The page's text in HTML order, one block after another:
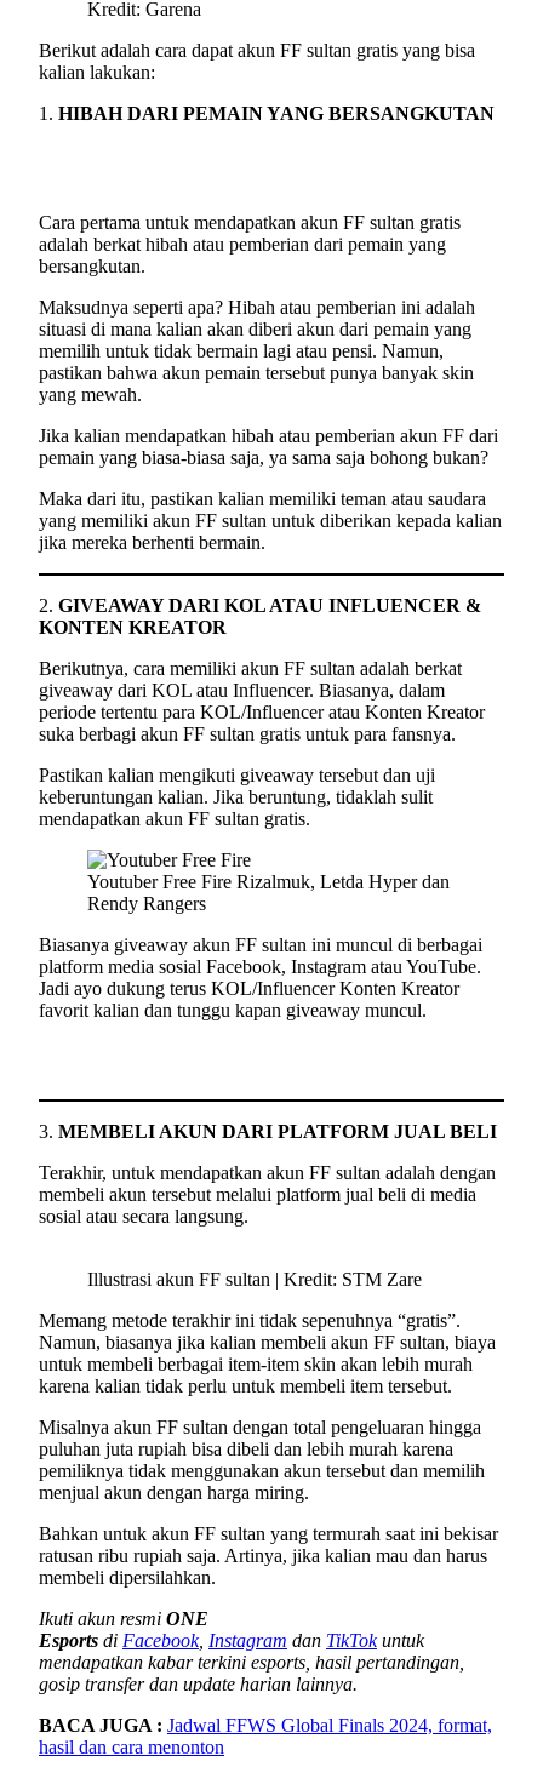
Kredit: Garena
Berikut adalah cara dapat akun FF sultan gratis yang bisa
kalian lakukan:
1. HIBAH DARI PEMAIN YANG BERSANGKUTAN
Cara pertama untuk mendapatkan akun FF sultan gratis
adalah berkat hibah atau pemberian dari pemain yang
bersangkutan.
Maksudnya seperti apa? Hibah atau pemberian ini adalah
situasi di mana kalian akan diberi akun dari pemain yang
memilih untuk tidak bermain lagi atau pensi. Namun,
pastikan bahwa akun pemain tersebut punya banyak skin
yang mewah.
Jika kalian mendapatkan hibah atau pemberian akun FF dari
pemain yang biasa-biasa saja, ya sama saja bohong bukan?
Maka dari itu, pastikan kalian memiliki teman atau saudara
yang memiliki akun FF sultan untuk diberikan kepada kalian
jika mereka berhenti bermain.
2. GIVEAWAY DARI KOL ATAU INFLUENCER &
KONTEN KREATOR
Berikutnya, cara memiliki akun FF sultan adalah berkat
giveaway dari KOL atau Influencer. Biasanya, dalam
periode tertentu para KOL/Influencer atau Konten Kreator
suka berbagi akun FF sultan gratis untuk para fansnya.
Pastikan kalian mengikuti giveaway tersebut dan uji
keberuntungan kalian. Jika beruntung, tidaklah sulit
mendapatkan akun FF sultan gratis.
Youtuber Free Fire Rizalmuk, Letda Hyper dan
Rendy Rangers
Biasanya giveaway akun FF sultan ini muncul di berbagai
platform media sosial Facebook, Instagram atau YouTube.
Jadi ayo dukung terus KOL/Influencer Konten Kreator
favorit kalian dan tunggu kapan giveaway muncul.
3. MEMBELI AKUN DARI PLATFORM JUAL BELI
Terakhir, untuk mendapatkan akun FF sultan adalah dengan
membeli akun tersebut melalui platform jual beli di media
sosial atau secara langsung.
Illustrasi akun FF sultan | Kredit: STM Zare
Memang metode terakhir ini tidak sepenuhnya “gratis”.
Namun, biasanya jika kalian membeli akun FF sultan, biaya
untuk membeli berbagai item-item skin akan lebih murah
karena kalian tidak perlu untuk membeli item tersebut.
Misalnya akun FF sultan dengan total pengeluaran hingga
puluhan juta rupiah bisa dibeli dan lebih murah karena
pemiliknya tidak menggunakan akun tersebut dan memilih
menjual akun dengan harga miring.
Bahkan untuk akun FF sultan yang termurah saat ini bekisar
ratusan ribu rupiah saja. Artinya, jika kalian mau dan harus
membeli dipersilahkan.
Ikuti akun resmi ONE
Esports di Facebook, Instagram dan TikTokuntuk
mendapatkan kabar terkini esports, hasil pertandingan,
gosip transfer dan update harian lainnya.
BACA JUGA : Jadwal FFWS Global Finals 2024, format,
hasil dan cara menonton